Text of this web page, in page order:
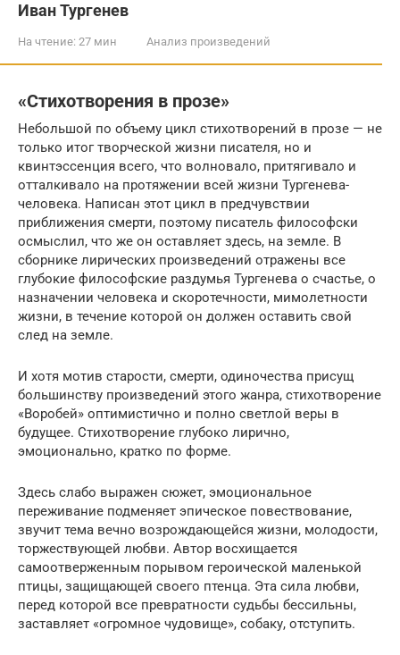
Иван Тургенев
На чтение: 27 мин Анализ произведений
«Стихотворения в прозе»
Небольшой по объему цикл стихотворений в прозе — не
только итог творческой жизни писателя, но и
квинтэссенция всего, что волновало, притягивало и
отталкивало на протяжении всей жизни Тургенева-
человека. Написан этот цикл в предчувствии
приближения смерти, поэтому писатель философски
осмыслил, что же он оставляет здесь, на земле. В
сборнике лирических произведений отражены все
глубокие философские раздумья Тургенева о счастье, о
назначении человека и скоротечности, мимолетности
жизни, в течение которой он должен оставить свой
след на земле.
И хотя мотив старости, смерти, одиночества присущ
большинству произведений этого жанра, стихотворение
«Воробей» оптимистично и полно светлой веры в
будущее. Стихотворение глубоко лирично,
эмоционально, кратко по форме.
Здесь слабо выражен сюжет, эмоциональное
переживание подменяет эпическое повествование,
звучит тема вечно возрождающейся жизни, молодости,
торжествующей любви. Автор восхищается
самоотверженным порывом героической маленькой
птицы, защищающей своего птенца. Эта сила любви,
перед которой все превратности судьбы бессильны,
заставляет «огромное чудовище», собаку, отступить.